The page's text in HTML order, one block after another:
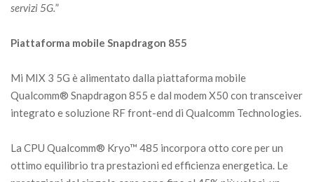
servizi 5G.”
Piattaforma mobile Snapdragon 855
Mi MIX 3 5G è alimentato dalla piattaforma mobile
Qualcomm® Snapdragon 855 e dal modem X50 con transceiver
integrato e soluzione RF front-end di Qualcomm Technologies.
La CPU Qualcomm® Kryo™ 485 incorpora otto core per un
ottimo equilibrio tra prestazioni ed efficienza energetica. Le